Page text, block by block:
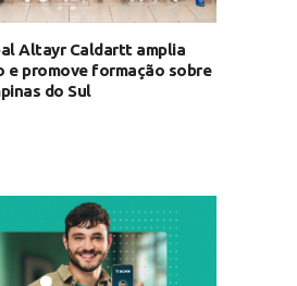
Altayr Caldartt amplia
e promove formação sobre
do Sul